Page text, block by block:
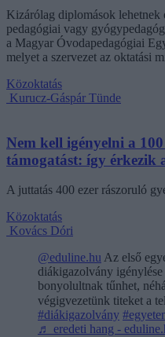
Kizárólag diplomások
pedagógiai vagy
a Magyar Óvodapedagógiai
melyet a szervezet az oktatási
Közoktatás
Kurucz-Gáspár Tünde
Nem kell igényelni a
támogatást: így érkezik
A juttatás 400 ezer rászoruló
Közoktatás
Kovács Dóri
@eduline.hu Az első
diákigazolvány
bonyolultnak tűnhet,
végigvezetünk titeket a
#diákigazolvány
♬ eredeti hang -